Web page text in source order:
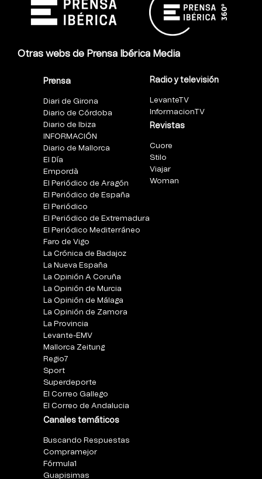
Otras webs de Prensa Ibérica Media
Prensa
Diari de Girona
Diario de Córdoba
Diario de Ibiza
INFORMACIÓN
Diario de Mallorca
El Día
Empordà
El Periódico de Aragón
El Periódico de España
El Periódico
El Periódico de Extremadura
El Periódico Mediterráneo
Faro de Vigo
La Crónica de Badajoz
La Nueva España
La Opinión A Coruña
La Opinión de Murcia
La Opinión de Málaga
La Opinión de Zamora
La Provincia
Levante-EMV
Mallorca Zeitung
Regio7
Sport
Superdeporte
El Correo Gallego
El Correo de Andalucia
Canales temáticos
Buscando Respuestas
Compramejor
Fórmula1
Guapisimas
Radio y televisión
LevanteTV
InformacionTV
Revistas
Cuore
Stilo
Viajar
Woman